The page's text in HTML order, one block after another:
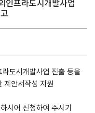
프라도시개발사업
도시개발사업 진출 등을
제안서작성 지원
시어 신청하여 주시기